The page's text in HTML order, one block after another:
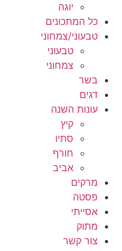
יוגה
כל המתכונים
טבעוני/צמחוני
טבעוני
צמחוני
בשר
דגים
עונות השנה
קיץ
סתיו
חורף
אביב
מרקים
פסטה
אסייתי
מתוק
צור קשר